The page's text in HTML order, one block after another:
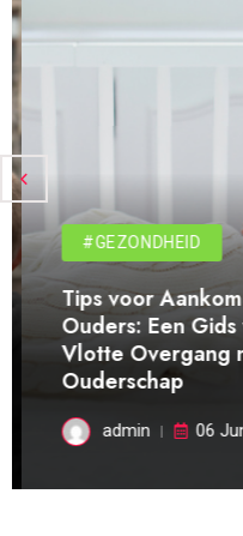
#GEZONDHEID
Tips voor
Ouders: Een Gids
Vlotte Overgang
Ouderschap
admin 06